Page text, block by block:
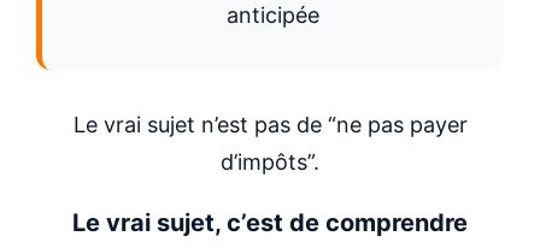
anticipée
Le vrai sujet n’est pas de “ne pas payer
d’impôts”.
Le vrai sujet, c’est de comprendre